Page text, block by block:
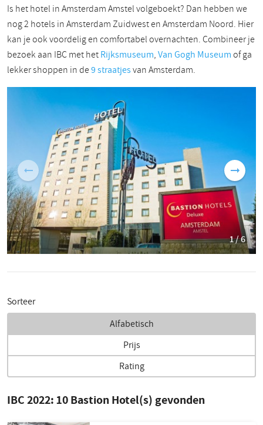
Is het hotel in Amsterdam Amstel volgeboekt? Dan hebben we
nog 2 hotels in Amsterdam Zuidwest en Amsterdam Noord. Hier
kan je ook voordelig en comfortabel overnachten. Combineer je
bezoek aan IBC met hetRijksmuseum,Van Gogh Museumof ga
lekker shoppen in de9 straatjesvan Amsterdam.
1 / 6
Sorteer
Alfabetisch
Prijs
Rating
IBC 2022:10Bastion Hotel(s) gevonden